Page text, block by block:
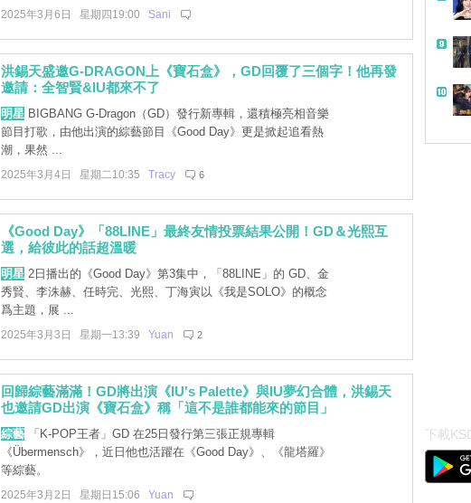
2025年3月6日 星期四19:00 Sani
洪錫天盛邀G-DRAGON上《寶石盒》，GD回覆了三個字！他再發
邀請：全智賢&IU都來不了
明星BIGBANG G-Dragon（GD）發行新專輯，還積極亮相音樂
節目打歌，由他出演的綜藝節目《Good Day》更是掀起追看熱
潮，果然 ...
2025年3月4日 星期二10:35 Tracy 6
《Good Day》「88LINE」最終友情投票結果公開！GD＆光熙互
選，給彼此的話超溫暖
明星2日播出的《Good Day》第3集中，「88LINE」的 GD、金
秀賢、李洙赫、任時完、光熙、丁海寅以《我是SOLO》的概念
爲主題，展 ...
2025年3月3日 星期一13:39 Yuan 2
回歸綜藝滿滿！GD將出演《IU's Palette》與IU夢幻合體，洪錫天
也邀請GD出演《寶石盒》稱「這不是誰都能來的節目」
綜藝「K-POP王者」GD 在25日發行第三張正規專輯
《Übermensch》，近日他也活躍在《Good Day》、《龍塔羅》
等綜藝。
2025年3月2日 星期日15:06 Yuan
下載